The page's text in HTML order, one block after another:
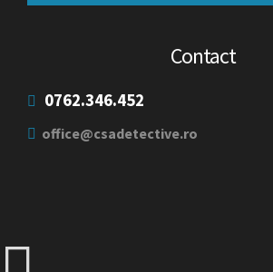
Contact
0762.346.452
office@csadetective.ro